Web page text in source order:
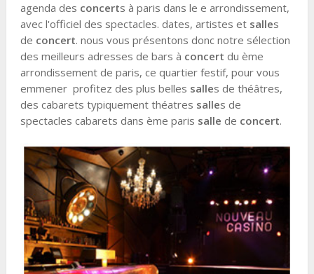
agenda des concerts à paris dans le e arrondissement,
avec l'officiel des spectacles. dates, artistes et salles
de concert. nous vous présentons donc notre sélection
des meilleurs adresses de bars à concert du ème
arrondissement de paris, ce quartier festif, pour vous
emmener profitez des plus belles salles de théâtres,
des cabarets typiquement théatres salles de
spectacles cabarets dans ème paris salle de concert.